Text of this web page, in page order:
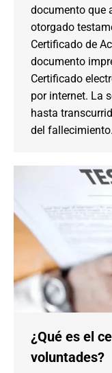
documento que
otorgado
Certificado de
documento
Certificado
por internet. La
hasta
del fallecimiento.
¿Qué es el
voluntades?